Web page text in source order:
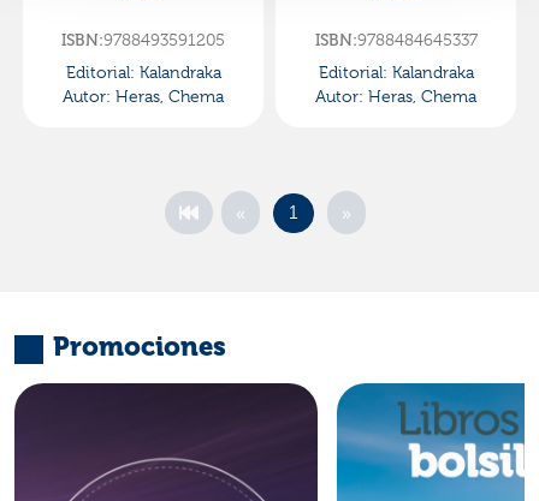
ISBN:9788493591205
Editorial: Kalandraka
Autor: Heras, Chema
ISBN:9788484645337
Editorial: Kalandraka
Autor: Heras, Chema
« 1 »
Promociones